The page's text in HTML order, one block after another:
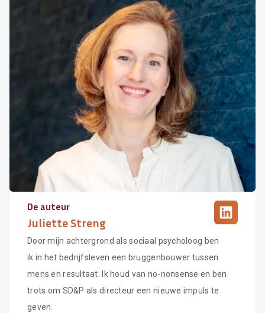
De auteur
Juliette Streng
Door mijn achtergrond als sociaal psycholoog ben
ik in het bedrijfsleven een bruggenbouwer tussen
mens en resultaat. Ik houd van no-nonsense en ben
trots om SD&P als directeur een nieuwe impuls te
geven.